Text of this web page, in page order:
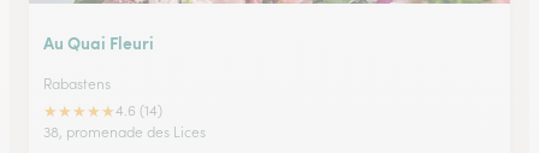
Au Quai Fleuri
Rabastens
★★★★★4.6 (14)
38, promenade des Lices